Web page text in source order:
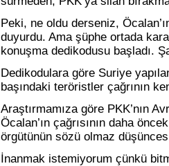
Peki, ne oldu derseniz,
duyurdu. Ama şüphe ortada
konuşma dedikodusu başladı.
Dedikodulara göre Suriye
başındaki teröristler çağrının
Araştırmamıza göre PKK’nın
Öcalan’ın çağrısının daha
örgütünün sözü olmaz
İnanmak istemiyorum çünkü